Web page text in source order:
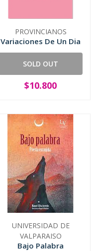
PROVINCIANOS
Variaciones De Un Dia
SOLD OUT
$10.800
UNIVERSIDAD DE
VALPARAISO
Bajo Palabra